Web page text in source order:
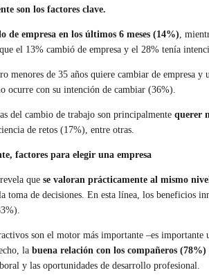
son los factores clave.
de empresa en los últimos 6 meses (14%) ,
el 13% cambió de empresa y el 28% tenía
menores de 35 años quiere cambiar de
ocurre con su intención de cambiar (36%).
del cambio de trabajo son principalmente querer
de retos (17%), entre otras.
factores para elegir una empresa
que se valoran prácticamente al mismo
toma de decisiones. En esta línea, los beneficios
son el motor más importante –es
la buena relación con los compañeros
y las oportunidades de desarrollo profesional.